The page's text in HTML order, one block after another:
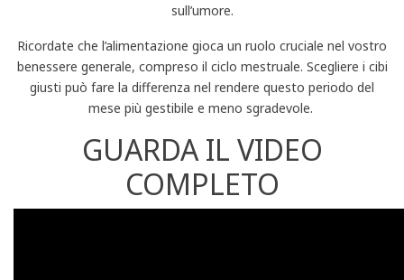
sull’umore.
Ricordate che l’alimentazione gioca un ruolo cruciale nel vostro
benessere generale, compreso il ciclo mestruale. Scegliere i cibi
giusti può fare la differenza nel rendere questo periodo del
mese più gestibile e meno sgradevole.
GUARDA IL VIDEO
COMPLETO